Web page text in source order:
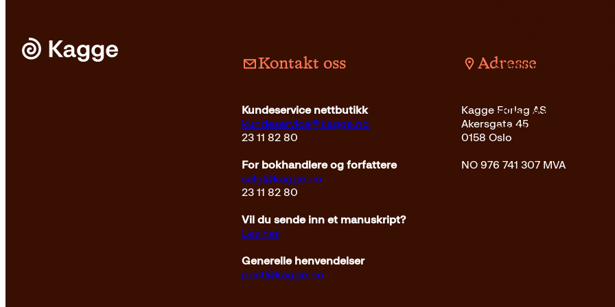
sted mørkere enn
stiller ut ofrene på
neste offer.1. norske
oppgitt i
Kontakt oss
Kundeservice nettbutikk
kundeservice@kagge.no
23 11 82 80
For bokhandlere og forfattere
salg@kagge.no
23 11 82 80
Vil du sende inn et manuskript?
Les her
Generelle henvendelser
post@kagge.no
Adresse
Kagge Forlag AS
Akersgata 45
0158 Oslo
NO 976 741 307 MVA